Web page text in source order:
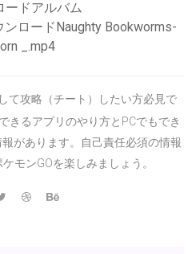
ードアルバム
ロードNaughty Bookworms-
_.mp4
て攻略（チート）したい方必見で
きるアプリのやり方とPCでもでき
があります。自己責任必須の情報
モンGOを楽しみましょう。